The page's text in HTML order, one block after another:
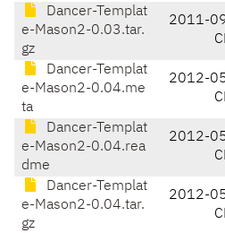
Dancer-Templat
e-Mason2-0.03.tar.
gz
2011-
Dancer-Templat
e-Mason2-0.04.me
ta
2012-
Dancer-Templat
e-Mason2-0.04.rea
dme
2012-
Dancer-Templat
e-Mason2-0.04.tar.
gz
2012-